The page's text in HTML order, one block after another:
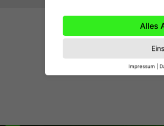
Alles
Impressum